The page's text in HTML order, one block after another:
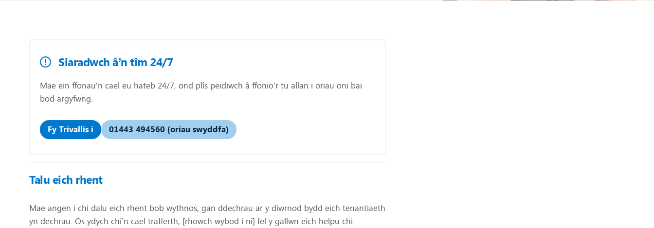
Siaradwch â’n tîm 24/7
Mae ein ffonau’n cael eu hateb 24/7, ond plîs peidiwch â ffonio’r tu allan i oriau oni bai
bod argyfwng.
Fy Trivallis i 01443 494560 (oriau swyddfa)
Talu eich rhent
Mae angen i chi dalu eich rhent bob wythnos, gan ddechrau ar y diwrnod bydd eich tenantiaeth
yn dechrau. Os ydych chi’n cael trafferth, [rhowch wybod i ni] fel y gallwn eich helpu chi.